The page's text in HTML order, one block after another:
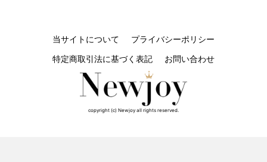
当サイトについて
プライバシーポリシー
特定商取引法に基づく表記
お問い合わせ
copyright (c) Newjoy all rights reserved.